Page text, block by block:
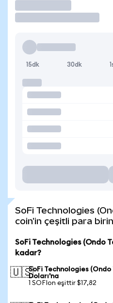
15dk 30dk
SoFi Technologies
coin'in çeşitli para
SoFi Technologies (Ondo
kadar?
🇺🇸SoFi Technologies
Doları'na
1 SOFIon eşittir $17,82